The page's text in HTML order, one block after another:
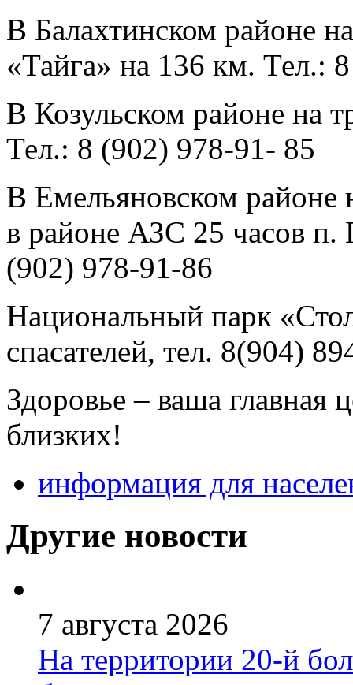
В Балахтинском районе
«Тайга» на 136 км. Тел.:
В Козульском районе на
Тел.: 8 (902) 978-91- 85
В Емельяновском районе
в районе АЗС 25 часов
(902) 978-91-86
Национальный парк
спасателей, тел. 8(904)
Здоровье – ваша главная
близких!
информация для
Другие новости
7 августа 2026
На территории 20-й